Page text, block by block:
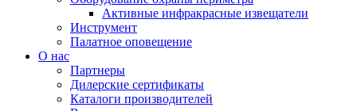
Активные инфракрасные извещатели
Инструмент
Палатное оповещение
О нас
Партнеры
Дилерские сертификаты
Каталоги производителей